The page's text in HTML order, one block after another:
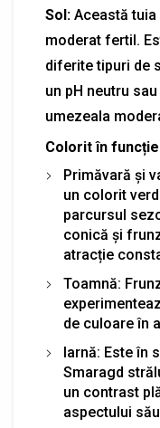
Sol: Această
moderat fertil.
diferite tipuri de
un pH neutru
umezeala
Colorit în
Primăvară și
un colorit
parcursul
conică și
atracție
Toamnă:
de culoare în
Iarnă: Este în
Smaragd
un contrast
aspectului